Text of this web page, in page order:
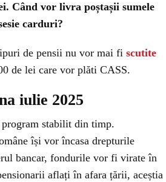
Când vor livra poștașii sumele
carduri?
de pensii nu vor mai fi scutite
de lei care vor plăti CASS.
iulie 2025
stabilit din timp.
își vor încasa drepturile
bancar, fondurile vor fi virate în
aflați în afara țării, aceștia